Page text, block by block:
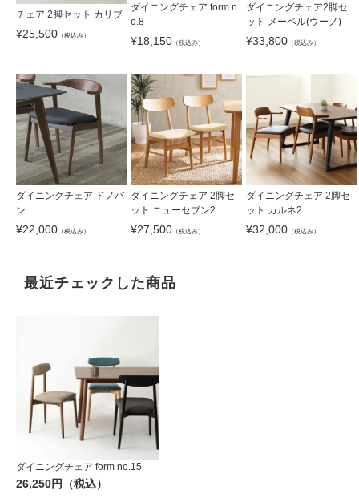
チェア 2脚セット カリブ
¥25,500 （税込み）
ダイニングチェア form n
o.8
¥18,150 （税込み）
ダイニングチェア2脚セ
ット メーベル(ウーノ)
¥33,800（税込み）
ダイニングチェア ドノバ
ン
¥22,000 （税込み）
ダイニングチェア 2脚セ
ット ニューセブン2
¥27,500 （税込み）
ダイニングチェア 2脚セ
ット カルネ2
¥32,000（税込み）
最近チェックした商品
ダイニングチェア form no.15
26,250円（税込）